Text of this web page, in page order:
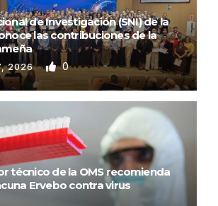
de Investigación (SNI) de la
las contribuciones de la
2026 0
técnico de la OMS recomienda
Ervebo contra virus